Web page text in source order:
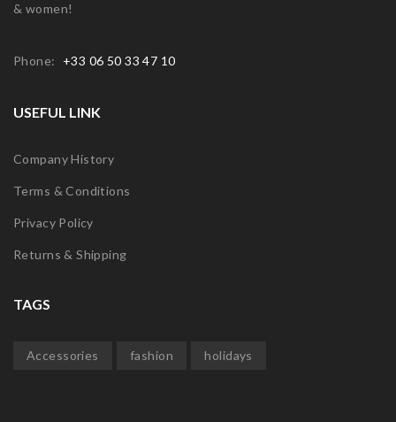
& women!
Phone: +33 06 50 33 47 10
USEFUL LINK
Company History
Terms & Conditions
Privacy Policy
Returns & Shipping
TAGS
Accessories fashion holidays